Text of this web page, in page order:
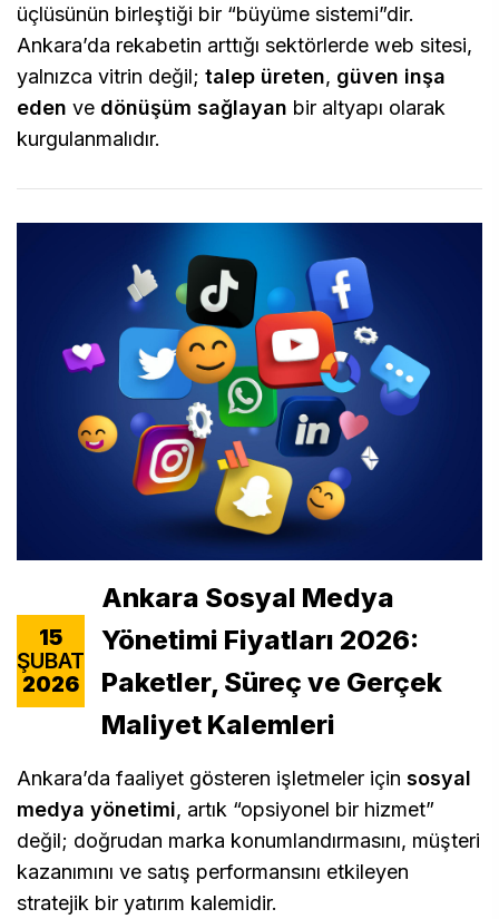
üçlüsünün birleştiği bir “büyüme sistemi”dir.
Ankara’da rekabetin arttığı sektörlerde web sitesi,
yalnızca vitrin değil; talep üreten, güven inşa
eden ve dönüşüm sağlayan bir altyapı olarak
kurgulanmalıdır.
15
ŞUBAT
2026
Ankara Sosyal Medya
Yönetimi Fiyatları 2026:
Paketler, Süreç ve Gerçek
Maliyet Kalemleri
Ankara’da faaliyet gösteren işletmeler için sosyal
medya yönetimi, artık “opsiyonel bir hizmet”
değil; doğrudan marka konumlandırmasını, müşteri
kazanımını ve satış performansını etkileyen
stratejik bir yatırım kalemidir.